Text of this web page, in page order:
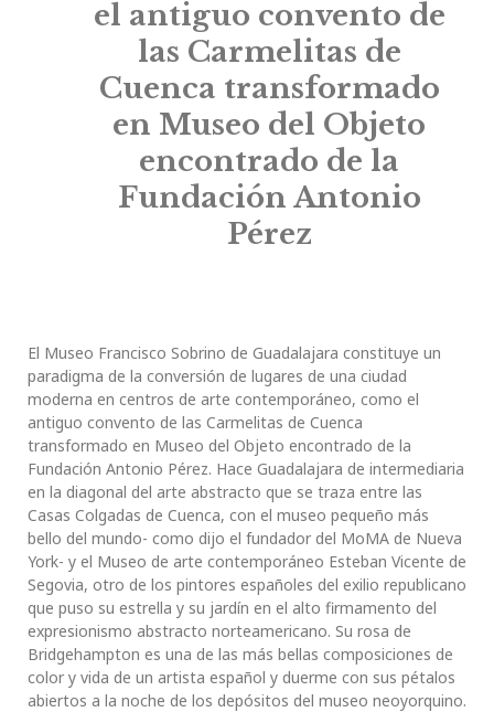
el antiguo convento de
las Carmelitas de
Cuenca transformado
en Museo del Objeto
encontrado de la
Fundación Antonio
Pérez
El Museo Francisco Sobrino de Guadalajara constituye un
paradigma de la conversión de lugares de una ciudad
moderna en centros de arte contemporáneo, como el
antiguo convento de las Carmelitas de Cuenca
transformado en Museo del Objeto encontrado de la
Fundación Antonio Pérez. Hace Guadalajara de intermediaria
en la diagonal del arte abstracto que se traza entre las
Casas Colgadas de Cuenca, con el museo pequeño más
bello del mundo- como dijo el fundador del MoMA de Nueva
York- y el Museo de arte contemporáneo Esteban Vicente de
Segovia, otro de los pintores españoles del exilio republicano
que puso su estrella y su jardín en el alto firmamento del
expresionismo abstracto norteamericano. Su rosa de
Bridgehampton es una de las más bellas composiciones de
color y vida de un artista español y duerme con sus pétalos
abiertos a la noche de los depósitos del museo neoyorquino.